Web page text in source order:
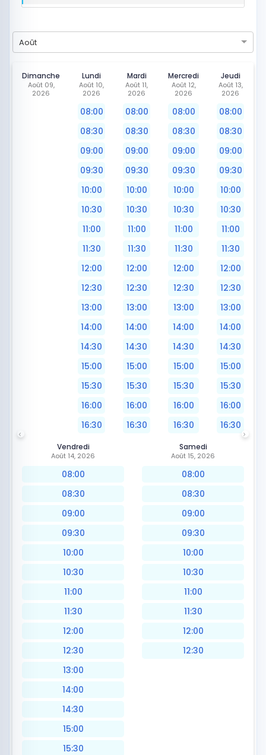
Août
Dimanche
Août 09,
2026
Lundi
Août 10,
2026
08:00
08:30
09:00
09:30
10:00
10:30
11:00
11:30
12:00
12:30
13:00
14:00
14:30
15:00
15:30
16:00
16:30
Mardi
Août 11,
2026
08:00
08:30
09:00
09:30
10:00
10:30
11:00
11:30
12:00
12:30
13:00
14:00
14:30
15:00
15:30
16:00
16:30
Mercredi
Août 12,
2026
08:00
08:30
09:00
09:30
10:00
10:30
11:00
11:30
12:00
12:30
13:00
14:00
14:30
15:00
15:30
16:00
16:30
Jeudi
Août 13,
2026
08:00
08:30
09:00
09:30
10:00
10:30
11:00
11:30
12:00
12:30
13:00
14:00
14:30
15:00
15:30
16:00
16:30
Vendredi
Août 14, 2026
08:00
08:30
09:00
09:30
10:00
10:30
11:00
11:30
12:00
12:30
13:00
14:00
14:30
15:00
15:30
Samedi
Août 15, 2026
08:00
08:30
09:00
09:30
10:00
10:30
11:00
11:30
12:00
12:30